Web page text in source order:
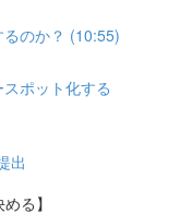
のか？ (10:55)
ポット化する
出
る】